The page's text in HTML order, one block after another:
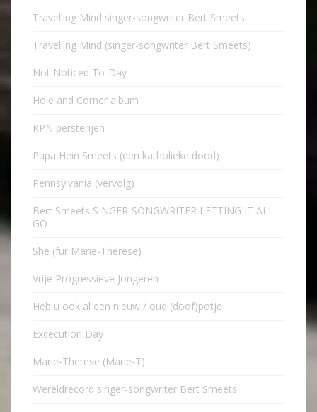
Travelling Mind singer-songwriter Bert Smeets
Travelling Mind (singer-songwriter Bert Smeets)
Not Noticed To-Day
Hole and Corner album
KPN persterijen
Papa Hein Smeets (een katholieke dood)
Pennsylvania (vervolg)
Bert Smeets SINGER-SONGWRITER LETTING IT ALL
GO
She (für Marie-Therese)
Vrije Progressieve Jongeren
Heb u ook al een nieuw / oud (doof)potje
Excecution Day
Marie-Therese (Marie-T)
Wereldrecord singer-songwriter Bert Smeets